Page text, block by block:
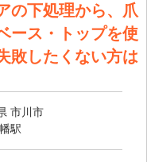
の下処理から、爪
ース・トップを使
敗したくない方は
市川市
駅